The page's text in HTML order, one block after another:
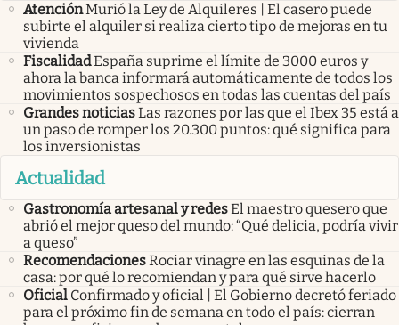
AtenciónMurió la Ley de Alquileres | El casero puede
subirte el alquiler si realiza cierto tipo de mejoras en tu
vivienda
FiscalidadEspaña suprime el límite de 3000 euros y
ahora la banca informará automáticamente de todos los
movimientos sospechosos en todas las cuentas del país
Grandes noticiasLas razones por las que el Ibex 35 está a
un paso de romper los 20.300 puntos: qué significa para
los inversionistas
Actualidad
Gastronomía artesanal y redesEl maestro quesero que
abrió el mejor queso del mundo: “Qué delicia, podría vivir
a queso”
RecomendacionesRociar vinagre en las esquinas de la
casa: por qué lo recomiendan y para qué sirve hacerlo
Oficial Confirmado y oficial | El Gobierno decretó feriado
para el próximo fin de semana en todo el país: cierran